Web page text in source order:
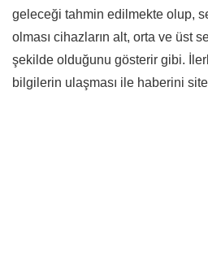
geleceği tahmin edilmekte olup,
olması cihazların alt, orta ve üst
şekilde olduğunu gösterir gibi.
bilgilerin ulaşması ile haberini